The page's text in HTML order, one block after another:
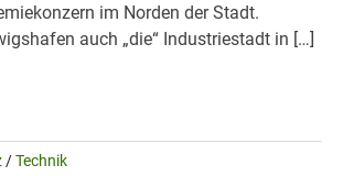
im Norden der Stadt.
auch „die“ Industriestadt in […]
/Technik